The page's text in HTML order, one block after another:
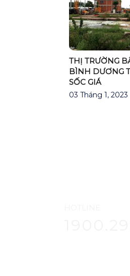
THỊ TRƯỜNG
BÌNH DƯƠNG
SỐC GIÁ
03 Tháng 1, 2023